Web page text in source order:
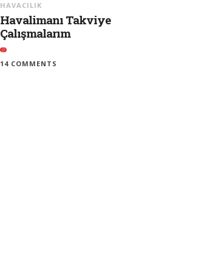
HAVACILIK
Havalimanı Takviye
Çalışmalarım
14 COMMENTS